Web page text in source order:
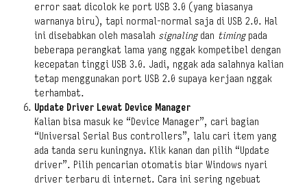
error saat dicolok ke port USB 3.0 (yang biasanya
warnanya biru), tapi normal-normal saja di USB 2.0. Hal
ini disebabkan oleh masalah signalingdan timingpada
beberapa perangkat lama yang nggak kompetibel dengan
kecepatan tinggi USB 3.0. Jadi, nggak ada salahnya kalian
tetap menggunakan port USB 2.0 supaya kerjaan nggak
terhambat.
Update Driver Lewat Device Manager
Kalian bisa masuk ke “Device Manager”, cari bagian
“Universal Serial Bus controllers”, lalu cari item yang
ada tanda seru kuningnya. Klik kanan dan pilih “Update
driver”. Pilih pencarian otomatis biar Windows nyari
driver terbaru di internet. Cara ini sering ngebuat